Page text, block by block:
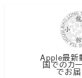
Apple最新
国でのカ
でお